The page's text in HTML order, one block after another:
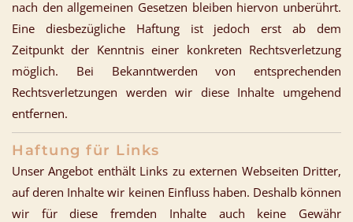
nach den allgemeinen Gesetzen bleiben hiervon unberührt.
Eine diesbezügliche Haftung ist jedoch erst ab dem
Zeitpunkt der Kenntnis einer konkreten Rechtsverletzung
möglich. Bei Bekanntwerden von entsprechenden
Rechtsverletzungen werden wir diese Inhalte umgehend
entfernen.
Haftung für Links
Unser Angebot enthält Links zu externen Webseiten Dritter,
auf deren Inhalte wir keinen Einfluss haben. Deshalb können
wir für diese fremden Inhalte auch keine Gewähr